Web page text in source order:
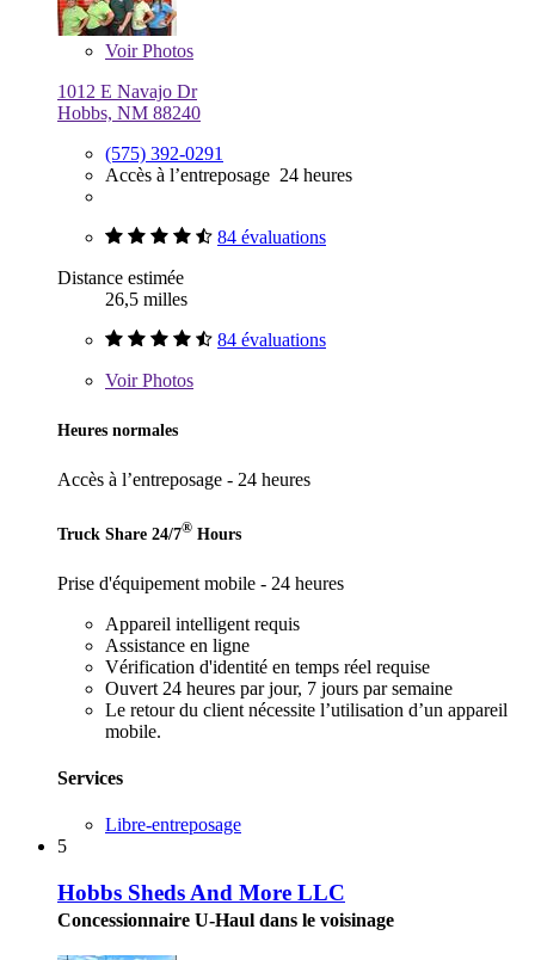
VoirPhotos
1012 E Navajo Dr
Hobbs, NM 88240
(575) 392-0291
Accès à l’entreposage 24 heures
84 évaluations
Distance estimée
26,5 milles
84 évaluations
VoirPhotos
Heures normales
Accès à l’entreposage - 24 heures
Truck Share 24/7® Hours
Prise d'équipement mobile - 24 heures
Appareil intelligent requis
Assistance en ligne
Vérification d'identité en temps réel requise
Ouvert 24 heures par jour, 7 jours par semaine
Le retour du client nécessite l’utilisation d’un appareil
mobile.
Services
Libre-entreposage
5
Hobbs Sheds And More LLC
Concessionnaire U-Haul dans le voisinage